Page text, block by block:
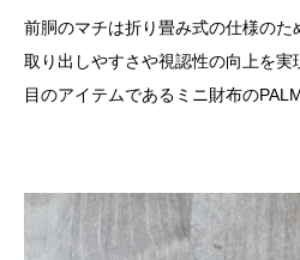
前胴のマチは折り畳み式の仕様の
取り出しやすさや視認性の向上を実
目のアイテムであるミニ財布の